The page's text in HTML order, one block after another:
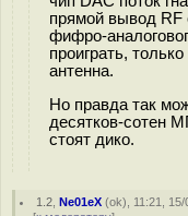
прямой вывод RF
фифро-
проиграть,
антенна.
Но правда так
десятков-сотен
стоят дико.
1.2 ,Ne01eX (ok), 11:21, 15/